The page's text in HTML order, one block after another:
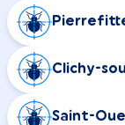
Clichy-
Saint-